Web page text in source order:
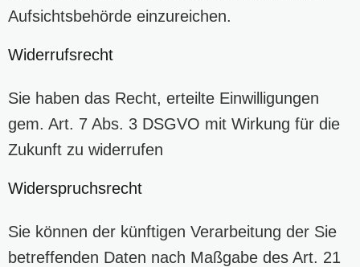
Aufsichtsbehörde einzureichen.
Widerrufsrecht
Sie haben das Recht, erteilte Einwilligungen
gem. Art. 7 Abs. 3 DSGVO mit Wirkung für die
Zukunft zu widerrufen
Widerspruchsrecht
Sie können der künftigen Verarbeitung der Sie
betreffenden Daten nach Maßgabe des Art. 21